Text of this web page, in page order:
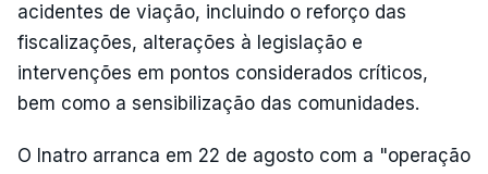
acidentes de viação, incluindo o reforço das
fiscalizações, alterações à legislação e
intervenções em pontos considerados críticos,
bem como a sensibilização das comunidades.
O Inatro arranca em 22 de agosto com a "operação